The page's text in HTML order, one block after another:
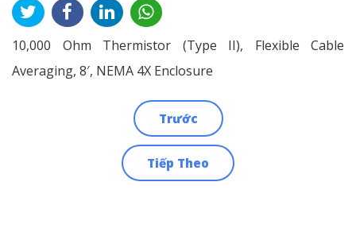
10,000 Ohm Thermistor (Type II), Flexible Cable
Averaging, 8′, NEMA 4X Enclosure
Trước
Tiếp Theo